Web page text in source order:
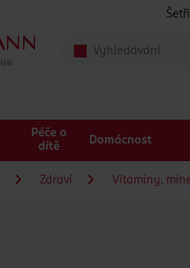
Péče o
dítě
Domácnost
Zdraví Vitaminy,